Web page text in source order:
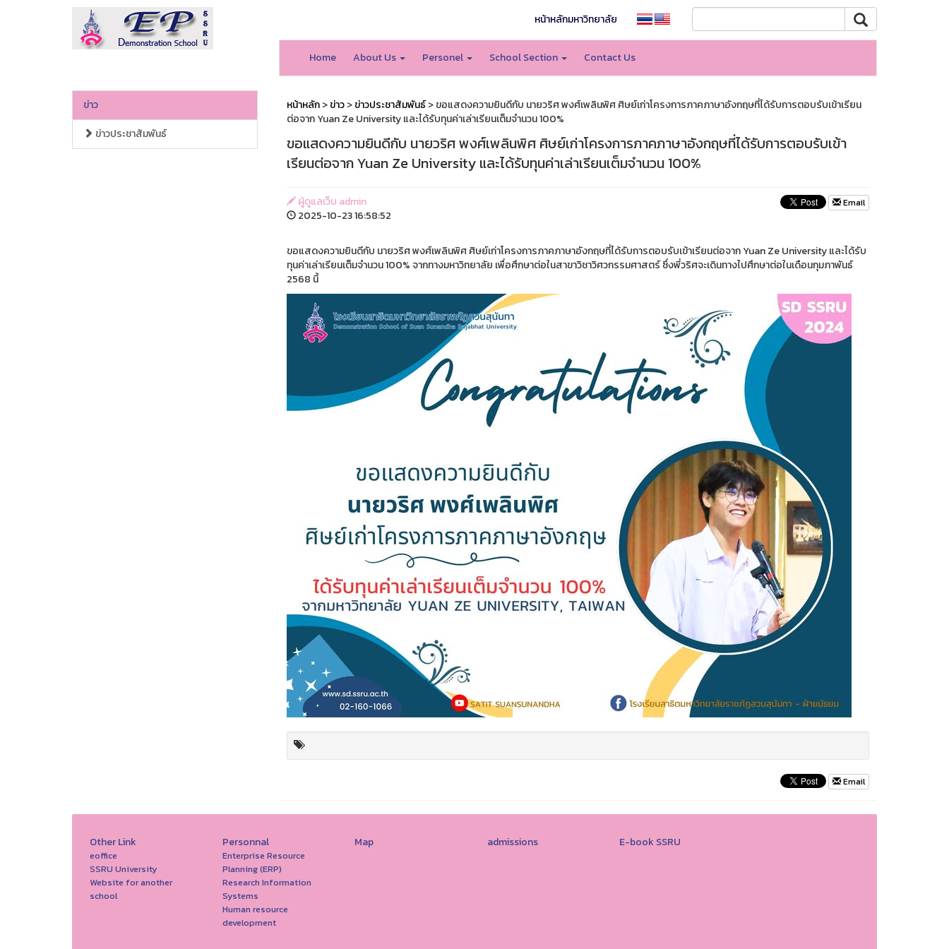
หน้าหลักมหาวิทยาลัย
Home About Us Personel School Section Contact Us
ข่าว
ข่าวประชาสัมพันธ์
หน้าหลัก>ข่าว>ข่าวประชาสัมพันธ์> ขอแสดงความยินดีกับ นายวริศ พงศ์เพลินพิศ ศิษย์เก่าโครงการภาคภาษาอังกฤษที่ได้รับการตอบรับเข้าเรียน
ต่อจาก Yuan Ze University และได้รับทุนค่าเล่าเรียนเต็มจำนวน 100%
ขอแสดงความยินดีกับ นายวริศ พงศ์เพลินพิศ ศิษย์เก่าโครงการภาคภาษาอังกฤษที่ได้รับการตอบรับเข้า
เรียนต่อจาก Yuan Ze University และได้รับทุนค่าเล่าเรียนเต็มจำนวน 100%
ผู้ดูแลเว็บ admin
2025-10-23 16:58:52
Email
ขอแสดงความยินดีกับ นายวริศ พงศ์เพลินพิศ ศิษย์เก่าโครงการภาคภาษาอังกฤษที่ได้รับการตอบรับเข้าเรียนต่อจาก Yuan Ze University และได้รับ
ทุนค่าเล่าเรียนเต็มจำนวน 100% จากทางมหาวิทยาลัย เพื่อศึกษาต่อในสาขาวิชาวิศวกรรมศาสตร์ ซึ่งพี่วริศจะเดินทางไปศึกษาต่อในเดือนกุมภาพันธ์
2568 นี้
Email
Other Link
eoffice
SSRU University
Website for another
school
Personnal
Enterprise Resource
Planning (ERP)
Research Information
Systems
Human resource
development
Map admissions E-book SSRU